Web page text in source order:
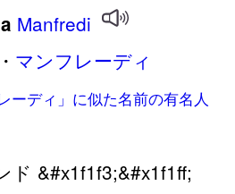
Manfredi
・ マンフレーディ
ーディ」に似た名前の有名人
ド &#x1f1f3;&#x1f1ff;